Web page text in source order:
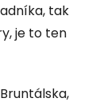
tak
je to ten